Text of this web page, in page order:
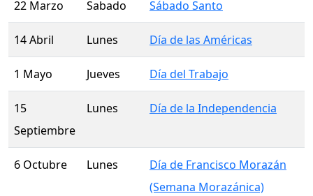
22 Marzo Sabado Sábado Santo
14 Abril Lunes Día de las Américas
1 Mayo Jueves Día del Trabajo
15
Septiembre
Lunes Día de la Independencia
6 Octubre Lunes
Día de Francisco Morazán
(Semana Morazánica)